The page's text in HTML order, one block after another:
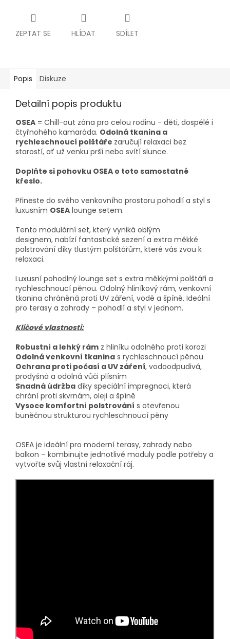
ZEPTAT SE HLÍDAT SDÍLET
Popis Diskuze
Detailní popis produktu
OSEA = Chill-out zóna pro celou rodinu - děti, dospělé i
čtyřnohého kamaráda. Odolná tkanina a
rychleschnoucí polštáře zaručují relaxaci bez
starostí, ať už venku prší nebo svítí slunce.
Doplňte si pohovku OSEA o toto samostatné
křeslo.
Přineste do svého venkovního prostoru pohodlí a styl s
luxusním OSEA lounge setem.
Tento modulární set, který vyniká oblým
designem, nabízí fantastické sezení a extra měkké
polstrování díky tlustým polštářům, které vás zvou k
relaxaci.
Luxusní pohodlný lounge set s extra měkkými polštáři a
rychleschnoucí pěnou. Odolný hliníkový rám, venkovní
tkanina chráněná proti UV záření, vodě a špíně. Ideální
pro terasy a zahrady – pohodlí a styl v jednom.
Klíčové vlastnosti:
Robustní a lehký rám z hliníku odolného proti korozi
Odolná venkovní tkanina s rychleschnoucí pěnou
Ochrana proti počasí a UV záření, vodoodpudivá,
prodyšná a odolná vůči plísním
Snadná údržba díky speciální impregnaci, která
chrání proti skvrnám, oleji a špíně
Vysoce komfortní polstrování s otevřenou
buněčnou strukturou rychleschnoucí pěny
OSEA je ideální pro moderní terasy, zahrady nebo
balkon – kombinujte jednotlivé moduly podle potřeby a
vytvořte svůj vlastní relaxační ráj.